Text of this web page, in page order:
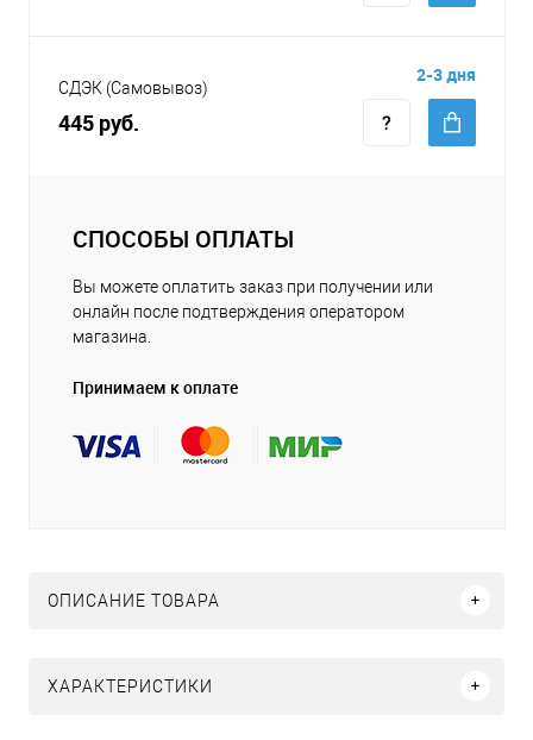
СДЭК (Самовывоз)
445 руб.
2-3 дня
СПОСОБЫ ОПЛАТЫ
Вы можете оплатить заказ при получении или
онлайн после подтверждения оператором
магазина.
Принимаем к оплате
ОПИСАНИЕ ТОВАРА
ХАРАКТЕРИСТИКИ